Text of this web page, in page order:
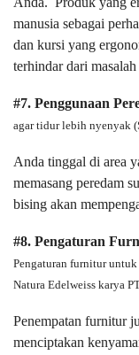
manusia sebagai
dan kursi yang
terhindar dari masalah
#7. Penggunaan
agar tidur lebih nyenyak
Anda tinggal di area
memasang peredam
bising akan
#8. Pengaturan
Pengaturan furnitur
Natura Edelweiss karya
Penempatan furnitur
menciptakan